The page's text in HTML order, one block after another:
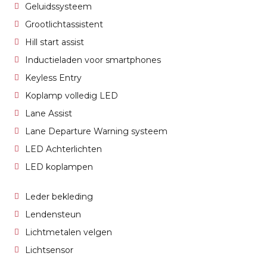
Geluidssysteem
Grootlichtassistent
Hill start assist
Inductieladen voor smartphones
Keyless Entry
Koplamp volledig LED
Lane Assist
Lane Departure Warning systeem
LED Achterlichten
LED koplampen
Leder bekleding
Lendensteun
Lichtmetalen velgen
Lichtsensor